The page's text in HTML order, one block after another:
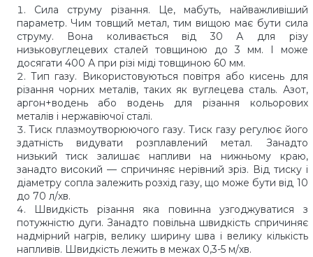
Сила струму різання. Це, мабуть, найважливіший
параметр. Чим товщий метал, тим вищою має бути сила
струму. Вона коливається від 30 А для різу
низьковуглецевих сталей товщиною до 3 мм. І може
досягати 400 А при різі міді товщиною 60 мм.
Тип газу. Використовуються повітря або кисень для
різання чорних металів, таких як вуглецева сталь. Азот,
аргон+водень або водень для різання кольорових
металів і нержавіючої сталі.
Тиск плазмоутворюючого газу. Тиск газу регулює його
здатність видувати розплавлений метал. Занадто
низький тиск залишає напливи на нижньому краю,
занадто високий — спричиняє нерівний зріз. Від тиску і
діаметру сопла залежить розхід газу, що може бути від 10
до 70 л/хв.
Швидкість різання яка повинна узгоджуватися з
потужністю дуги. Занадто повільна швидкість спричиняє
надмірний нагрів, велику ширину шва і велику кількість
напливів. Швидкість лежить в межах 0,3-5 м/хв.